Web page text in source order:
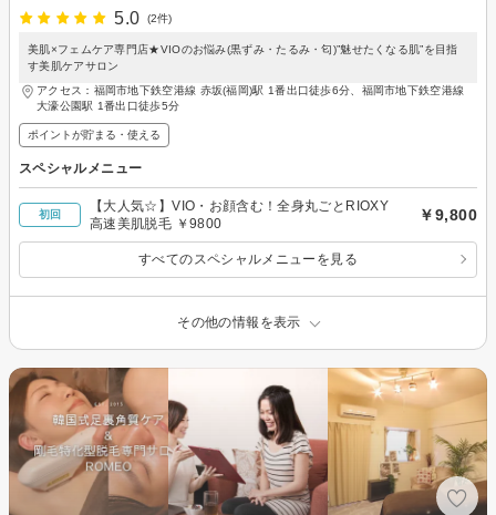
5.0
(2件)
美肌×フェムケア専門店★VIOのお悩み(黒ずみ・たるみ・匂)”魅せたくなる肌”を目指
す美肌ケアサロン
アクセス：福岡市地下鉄空港線 赤坂(福岡)駅 1番出口徒歩6分、福岡市地下鉄空港線
大濠公園駅 1番出口徒歩5分
ポイントが貯まる・使える
スペシャルメニュー
初回
【大人気☆】VIO・お顔含む！全身丸ごとRIOXY
高速美肌脱毛 ￥9800
￥9,800
すべてのスペシャルメニューを見る
その他の情報を表示